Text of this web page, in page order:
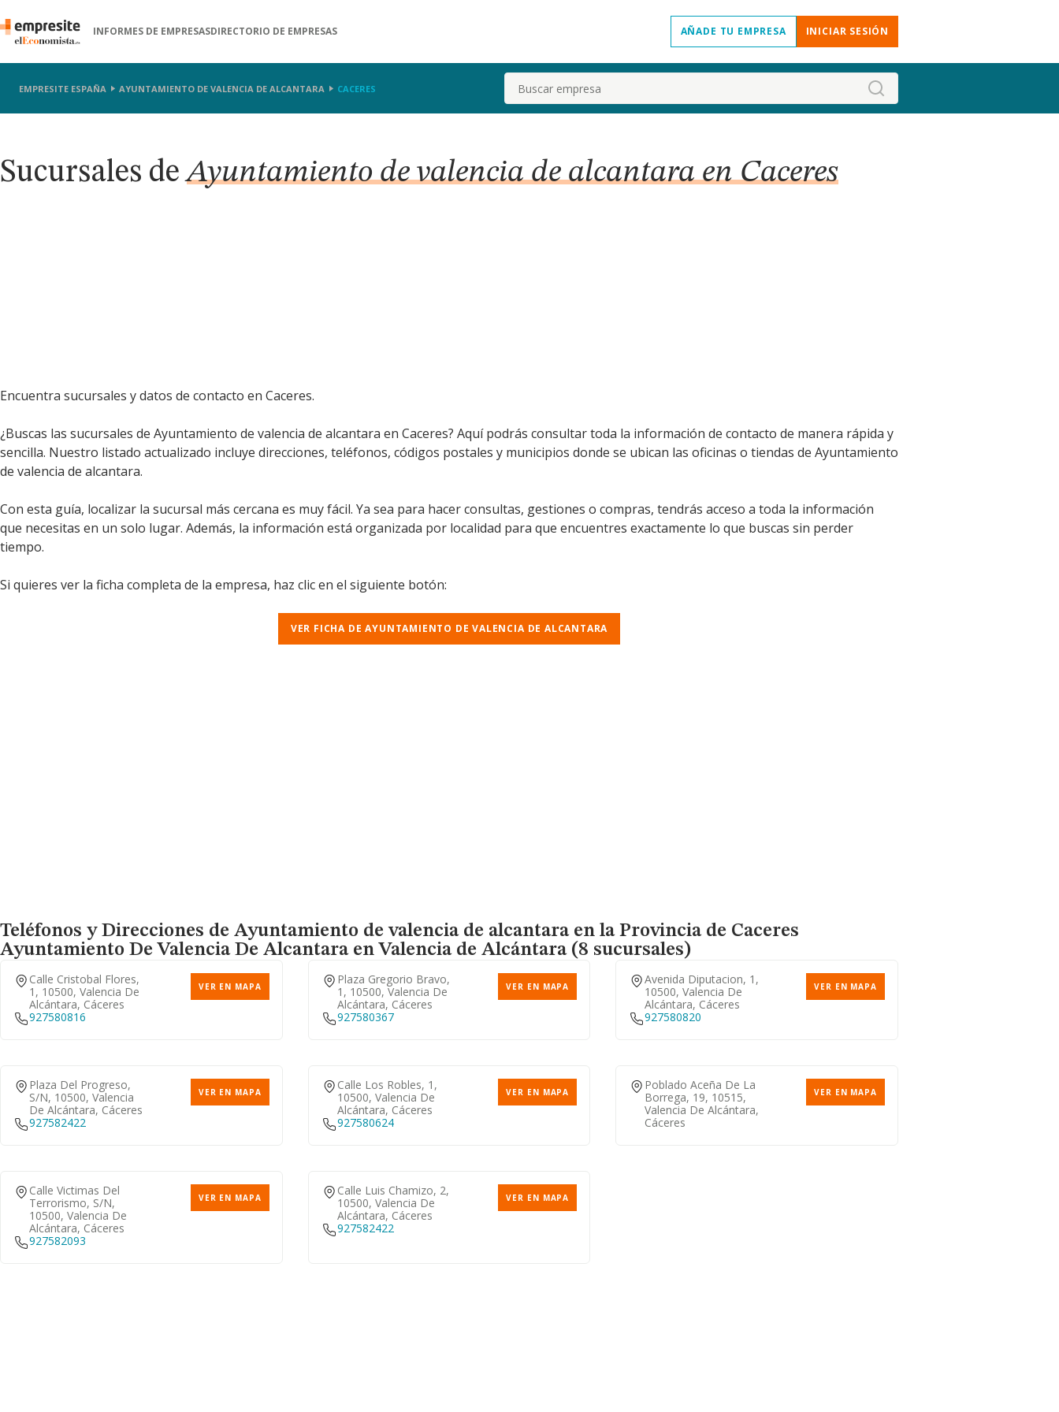
INFORMES DE EMPRESASDIRECTORIO DE EMPRESAS AÑADE TU EMPRESA INICIAR SESIÓN
EMPRESITE ESPAÑA AYUNTAMIENTO DE VALENCIA DE ALCANTARA CACERES Buscar
Sucursales deAyuntamiento de valencia de alcantara en Caceres
Encuentra sucursales y datos de contacto en Caceres.
¿Buscas las sucursales de Ayuntamiento de valencia de alcantara en Caceres? Aquí podrás consultar toda la información de contacto de manera rápida y
sencilla. Nuestro listado actualizado incluye direcciones, teléfonos, códigos postales y municipios donde se ubican las oficinas o tiendas de Ayuntamiento
de valencia de alcantara.
Con esta guía, localizar la sucursal más cercana es muy fácil. Ya sea para hacer consultas, gestiones o compras, tendrás acceso a toda la información
que necesitas en un solo lugar. Además, la información está organizada por localidad para que encuentres exactamente lo que buscas sin perder
tiempo.
Si quieres ver la ficha completa de la empresa, haz clic en el siguiente botón:
VER FICHA DE AYUNTAMIENTO DE VALENCIA DE ALCANTARA
Teléfonos y Direcciones de Ayuntamiento de valencia de alcantara en la Provincia de Caceres
Ayuntamiento De Valencia De Alcantaraen Valencia de Alcántara (8 sucursales)
Calle Cristobal Flores,
1, 10500, Valencia De
Alcántara, Cáceres
VER EN MAPA
927580816
Plaza Gregorio Bravo,
1, 10500, Valencia De
Alcántara, Cáceres
VER EN MAPA
927580367
Avenida Diputacion, 1,
10500, Valencia De
Alcántara, Cáceres
VER EN MAPA
927580820
Plaza Del Progreso,
S/n, 10500, Valencia
De Alcántara, Cáceres
VER EN MAPA
927582422
Calle Los Robles, 1,
10500, Valencia De
Alcántara, Cáceres
VER EN MAPA
927580624
Poblado Aceña De La
Borrega, 19, 10515,
Valencia De Alcántara,
Cáceres
VER EN MAPA
Calle Victimas Del
Terrorismo, S/n,
10500, Valencia De
Alcántara, Cáceres
VER EN MAPA
927582093
Calle Luis Chamizo, 2,
10500, Valencia De
Alcántara, Cáceres
VER EN MAPA
927582422